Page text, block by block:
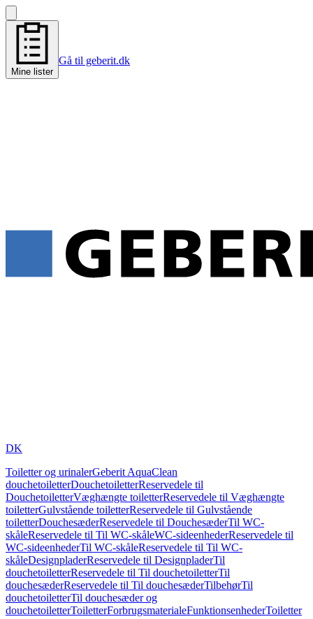
Mine lister
Gå til geberit.dk
DK
Toiletter og urinalerGeberit AquaClean
douchetoiletterDouchetoiletterReservedele til
DouchetoiletterVæghængte toiletterReservedele til Væghængte
toiletterGulvstående toiletterReservedele til Gulvstående
toiletterDouchesæderReservedele til DouchesæderTil WC-
skåleReservedele til Til WC-skåleWC-sideenhederReservedele til
WC-sideenhederTil WC-skåleReservedele til Til WC-
skåleDesignpladerReservedele til DesignpladerTil
douchetoiletterReservedele til Til douchetoiletterTil
douchesæderReservedele til Til douchesæderTilbehørTil
douchetoiletterTil douchesæder og
douchetoiletterToiletterForbrugsmaterialeFunktionsenhederToiletter